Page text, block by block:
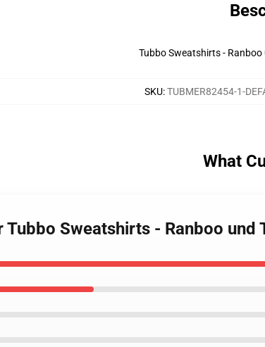
Tubbo Sweatshirts -
SKU:TUBMER82454-1-
What
Tubbo Sweatshirts - Ranboo